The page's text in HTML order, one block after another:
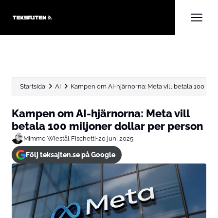
Startsida AI Kampen om AI-hjärnorna: Meta vill betala 100
Kampen om AI-hjärnorna: Meta vill
betala 100 miljoner dollar per person
Mimmo Wiestål Fischetti•20 juni 2025
Följ teksajten.se på Google